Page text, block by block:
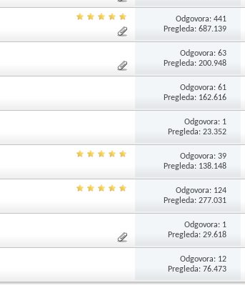
Odgovora:441
Pregleda: 687.139
Odgovora:63
Pregleda: 200.948
Odgovora:61
Pregleda: 162.616
Odgovora: 1
Pregleda: 23.352
Odgovora:39
Pregleda: 138.148
Odgovora: 124
Pregleda: 277.031
Odgovora: 1
Pregleda: 29.618
Odgovora: 12
Pregleda: 76.473